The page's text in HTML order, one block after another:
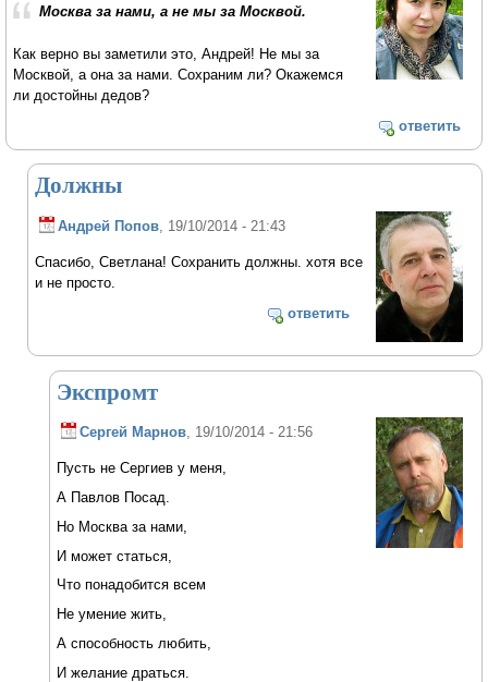
Москва за нами, а не мы за Москвой.
Как верно вы заметили это, Андрей! Не мы за
Москвой, а она за нами. Сохраним ли? Окажемся
ли достойны дедов?
ответить
Должны
Андрей Попов , 19/10/2014 - 21:43
Спасибо, Светлана! Сохранить должны. хотя все
и не просто.
ответить
Экспромт
Сергей Марнов, 19/10/2014 - 21:56
Пусть не Сергиев у меня,
А Павлов Посад.
Но Москва за нами,
И может статься,
Что понадобится всем
Не умение жить,
А способность любить,
И желание драться.